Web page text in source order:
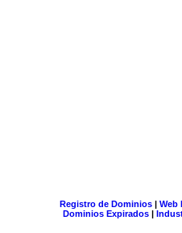
Registro de Dominios| Web
Dominios Expirados |